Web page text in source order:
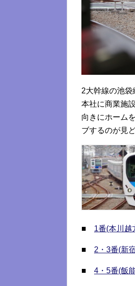
2大幹線の池
本社に商業施
向きにホーム
ブするのが見
■ 1番(本川越
■ 2・3番(新
■ 4・5番(飯